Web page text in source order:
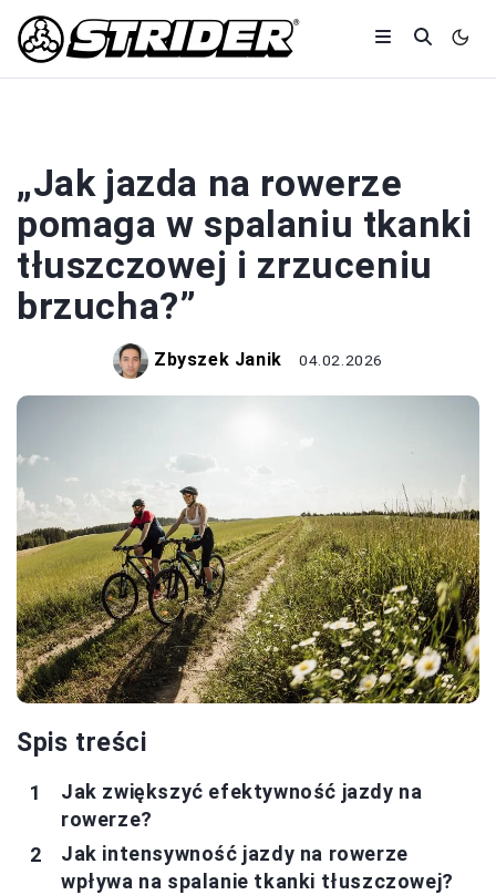
„Jak jazda na rowerze
pomaga w spalaniu tkanki
tłuszczowej i zrzuceniu
brzucha?”
Zbyszek Janik 04.02.2026
Spis treści
Jak zwiększyć efektywność jazdy na
rowerze?
Jak intensywność jazdy na rowerze
wpływa na spalanie tkanki tłuszczowej?